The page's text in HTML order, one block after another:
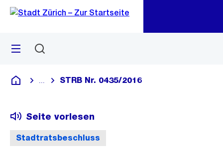
Navigation
Sprunglink
Menü
Deutsch
Blende alle Breadcrumbs ein
STRB Nr. 0435/2016
Stadtratsbeschluss
Seite vorlesen